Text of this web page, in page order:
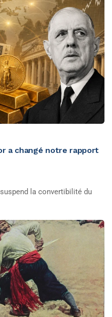
a changé notre rapport
la convertibilité du